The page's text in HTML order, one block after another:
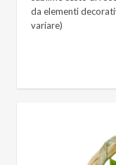
da elementi
variare)